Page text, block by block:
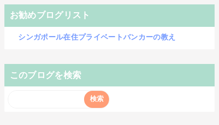
お勧めブログリスト
シンガポール在住プライベートバンカーの教え
このブログを検索